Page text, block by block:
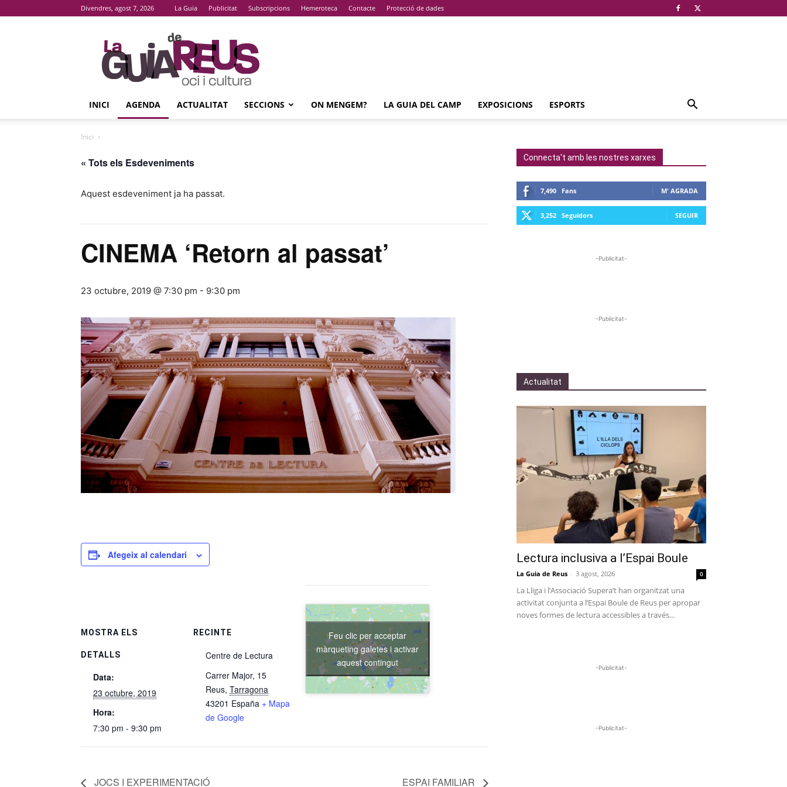
Divendres, agost 7, 2026 La Guia Publicitat Subscripcions Hemeroteca Contacte Protecció de dades
La
Guia
De
Reus
INICI AGENDA ACTUALITAT SECCIONS ON MENGEM? LA GUIA DEL CAMP EXPOSICIONS ESPORTS
Inici
« Tots els Esdeveniments
Aquest esdeveniment ja ha passat.
CINEMA ‘Retorn al passat’
23 octubre, 2019 @ 7:30 pm - 9:30 pm
Afegeix al calendari
MOSTRA ELS
DETALLS
Data:
23 octubre, 2019
Hora:
7:30 pm - 9:30 pm
RECINTE
Centre de Lectura
Carrer Major, 15
Reus, Tarragona
43201 España + Mapa
de Google
Feu clic per acceptar
màrqueting galetes i activar
aquest contingut
JOCS I EXPERIMENTACIÓ ESPAI FAMILIAR
Connecta't amb les nostres xarxes
7,490 Fans M' AGRADA
3,252 Seguidors SEGUIR
-Publicitat-
-Publicitat-
Actualitat
Lectura inclusiva a l’Espai Boule
La Guia de Reus - 3 agost, 2026 0
La Lliga i l’Associació Supera’t han organitzat una
activitat conjunta a l’Espai Boule de Reus per apropar
noves formes de lectura accessibles a través...
-Publicitat-
-Publicitat-